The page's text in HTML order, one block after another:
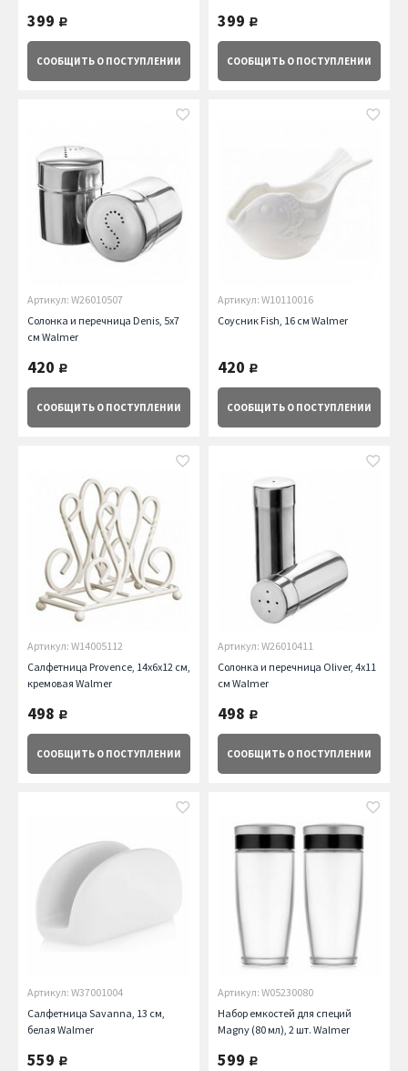
399 руб.
СООБЩИТЬ О ПОСТУПЛЕНИИ
399 руб.
СООБЩИТЬ О ПОСТУПЛЕНИИ
Артикул: W26010507
Солонка и перечница Denis, 5х7
см Walmer
420 руб.
СООБЩИТЬ О ПОСТУПЛЕНИИ
Артикул: W10110016
Соусник Fish, 16 см Walmer
420 руб.
СООБЩИТЬ О ПОСТУПЛЕНИИ
Артикул: W14005112
Салфетница Provence, 14х6х12 см,
кремовая Walmer
498 руб.
СООБЩИТЬ О ПОСТУПЛЕНИИ
Артикул: W26010411
Солонка и перечница Oliver, 4х11
см Walmer
498 руб.
СООБЩИТЬ О ПОСТУПЛЕНИИ
Артикул: W37001004
Салфетница Savanna, 13 см,
белая Walmer
559 руб.
Артикул: W05230080
Набор емкостей для специй
Magny (80 мл), 2 шт. Walmer
599 руб.